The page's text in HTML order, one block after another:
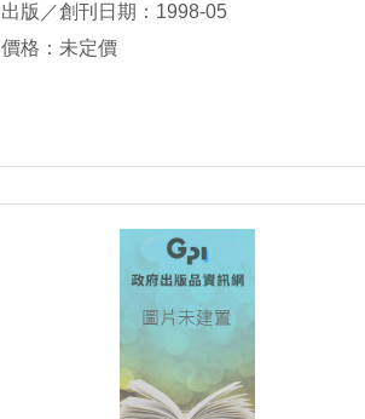
出版／創刊日期：1998-05
價格：未定價